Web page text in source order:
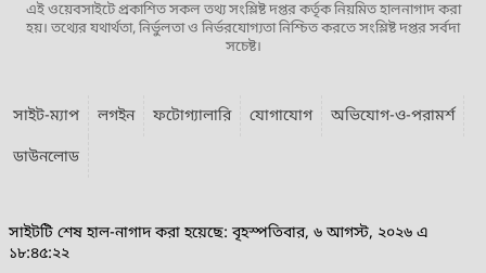
এই ওয়েবসাইটে প্রকাশিত সকল তথ্য সংশ্লিষ্ট দপ্তর কর্তৃক নিয়মিত হালনাগাদ করা
হয়। তথ্যের যথার্থতা, নির্ভুলতা ও নির্ভরযোগ্যতা নিশ্চিত করতে সংশ্লিষ্ট দপ্তর সর্বদা
সচেষ্ট।
সাইট-ম্যাপ লগইন ফটোগ্যালারি যোগাযোগ
অভিযোগ-ও-পরামর্শ
ডাউনলোড
সাইটটি শেষ হাল-নাগাদ করা হয়েছে: বৃহস্পতিবার, ৬ আগস্ট, ২০২৬ এ
১৮:৪৫:২২